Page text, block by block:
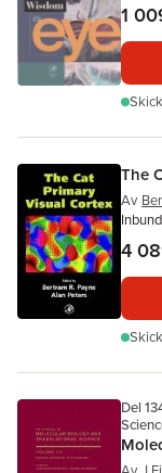
1
The
Av
4
Del